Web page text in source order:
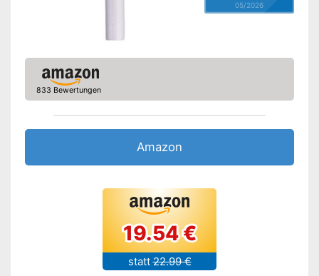
05/2026
833 Bewertungen
Amazon
19.54 €
statt 22.99 €